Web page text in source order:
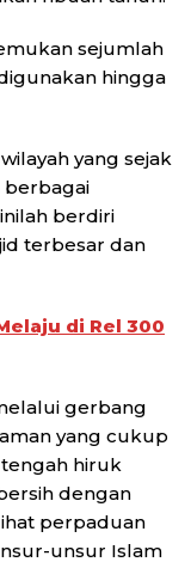
sejumlah
hingga
yang sejak
berdiri
terbesar dan
di Rel 300
gerbang
yang cukup
hiruk
dengan
perpaduan
unsur Islam